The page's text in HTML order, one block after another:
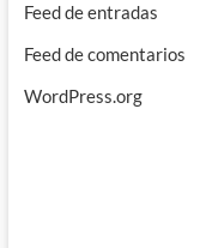
Feed de entradas
Feed de comentarios
WordPress.org